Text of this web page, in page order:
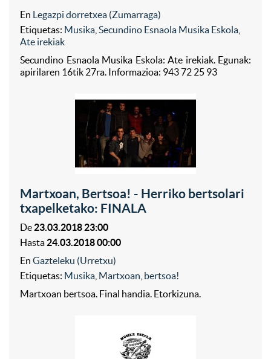
En Legazpi dorretxea (Zumarraga)
Etiquetas: Musika Secundino Esnaola Musika Eskola
Ate irekiak
Secundino Esnaola Musika Eskola: Ate irekiak. Egunak:
apirilaren 16tik 27ra. Informazioa: 943 72 25 93
Martxoan, Bertsoa! - Herriko bertsolari
txapelketako: FINALA
De 23.03.2018 23:00
Hasta 24.03.2018 00:00
En Gazteleku (Urretxu)
Etiquetas: Musika Martxoan, bertsoa!
Martxoan bertsoa. Final handia. Etorkizuna.